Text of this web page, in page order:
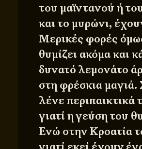
του μαϊντανού ή
και το μυρώνι,
Μερικές φορές
θυμίζει ακόμα και
δυνατό λεμονάτο
στη φρέσκια
λένε περιπαικτικά
γιατί η γεύση του
Ενώ στην Κροατία